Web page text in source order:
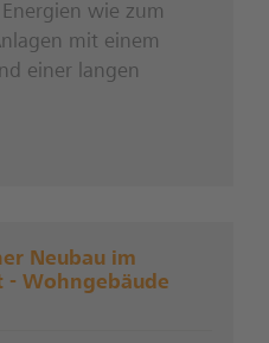
wie zum
mit einem
einer langen
Neubau im
- Wohngebäude